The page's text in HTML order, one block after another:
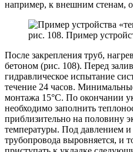
например, к внешним стенам,
рис. 108. Пример
После закрепления труб,
бетоном (рис. 108). Перед
гидравлическое испытание
течение 24 часов.
монтажа 15°С. По окончании
необходимо заполнить
приблизительно на половину
температуры. Под давлением
трубопровода выровняется, и